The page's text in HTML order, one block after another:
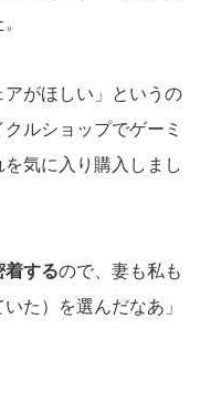
がほしい」というの
ルショップでゲーミ
気に入り購入しまし
着するので、妻も私も
た）を選んだなあ」